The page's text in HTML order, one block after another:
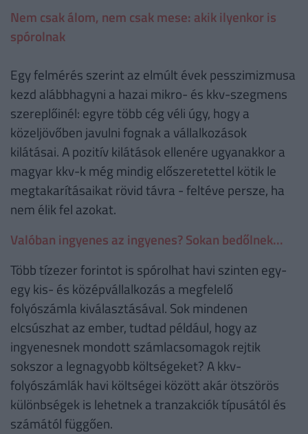
Nem csak álom, nem csak mese: akik ilyenkor is
spórolnak
Egy felmérés szerint az elmúlt évek pesszimizmusa
kezd alábbhagyni a hazai mikro- és kkv-szegmens
szereplőinél: egyre több cég véli úgy, hogy a
közeljövőben javulni fognak a vállalkozások
kilátásai. A pozitív kilátások ellenére ugyanakkor a
magyar kkv-k még mindig előszeretettel kötik le
megtakarításaikat rövid távra - feltéve persze, ha
nem élik fel azokat.
Valóban ingyenes az ingyenes? Sokan bedőlnek...
Több tízezer forintot is spórolhat havi szinten egy-
egy kis- és középvállalkozás a megfelelő
folyószámla kiválasztásával. Sok mindenen
elcsúszhat az ember, tudtad például, hogy az
ingyenesnek mondott számlacsomagok rejtik
sokszor a legnagyobb költségeket? A kkv-
folyószámlák havi költségei között akár ötszörös
különbségek is lehetnek a tranzakciók típusától és
számától függően.